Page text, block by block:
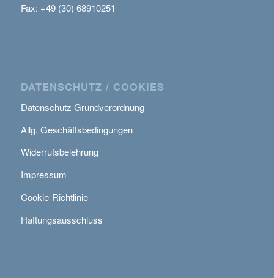
Fax: +49 (30) 68910251
DATENSCHUTZ / COOKIES
Datenschutz Grundverordnung
Allg. Geschäftsbedingungen
Widerrufsbelehrung
Impressum
Cookie-Richtlinie
Haftungsausschluss